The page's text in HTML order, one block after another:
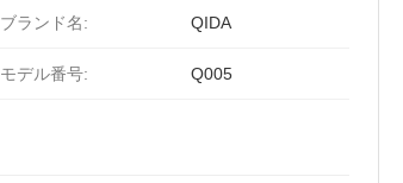
ブランド名: QIDA
モデル番号: Q005